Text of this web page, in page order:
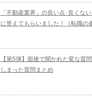
「不動産業界」の良い点･良くな
に答えてもらいました！（転職の
【第5弾】面接で聞かれた変な質
しまった質問まとめ